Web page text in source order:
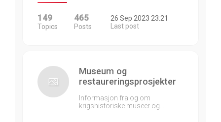
149
Topics
465
Posts
26 Sep 2023 23:21
Last post
Museum og
restaureringsprosjekter
Informasjon fra og om
krigshistoriske museer og…